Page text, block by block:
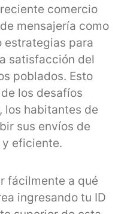
comercio
mensajería como
estrategias para
satisfacción del
poblados. Esto
los desafíos
los habitantes de
sus envíos de
eficiente.
fácilmente a qué
ingresando tu ID